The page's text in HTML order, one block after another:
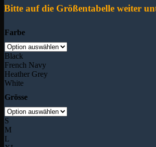
Bitte auf die Größentabelle weiter
Farbe
Black
French Navy
Heather Grey
White
Grösse
S
M
L